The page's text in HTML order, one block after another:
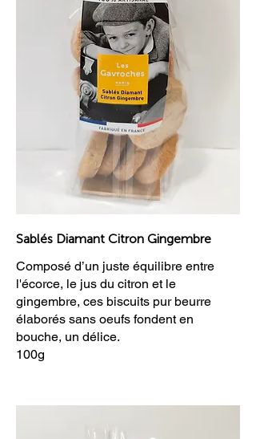
Sablés Diamant Citron Gingembre
Composé d’un juste équilibre entre
l'écorce, le jus du citron et le
gingembre, ces biscuits pur beurre
élaborés sans oeufs fondent en
bouche, un délice.
100g